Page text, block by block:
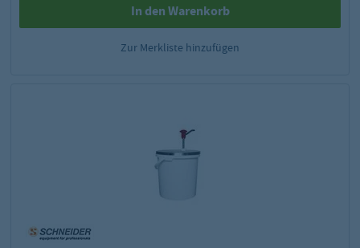
In den Warenkorb
Zur Merkliste hinzufügen